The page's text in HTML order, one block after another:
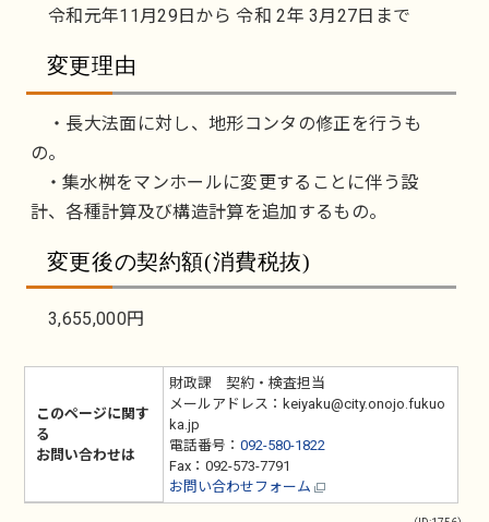
令和元年11月29日から 令和 2年 3月27日まで
変更理由
・長大法面に対し、地形コンタの修正を行うも
の。
・集水桝をマンホールに変更することに伴う設
計、各種計算及び構造計算を追加するもの。
変更後の契約額(消費税抜)
3,655,000円
このページに関す
る
お問い合わせは
財政課 契約・検査担当
メールアドレス：keiyaku@city.onojo.fukuo
ka.jp
電話番号： 092-580-1822
Fax：092-573-7791
お問い合わせフォーム